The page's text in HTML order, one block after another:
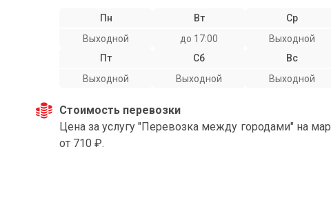
Пн
Выходной
Вт
до 17:00
Ср
Выходной
Пт
Выходной
Сб
Выходной
Вс
Выходной
Стоимость перевозки
Цена за услугу "Перевозка между городами" на
от 710 ₽.